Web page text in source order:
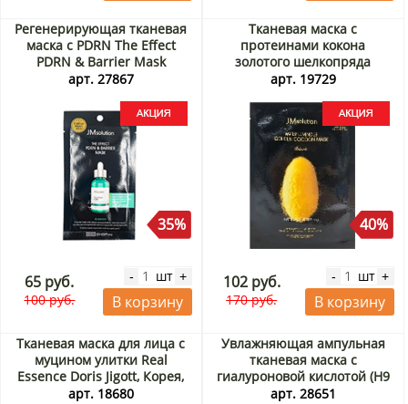
Регенерирующая тканевая
маска с PDRN The Effect
PDRN & Barrier Mask
JMsolution, Корея, 24 мл
арт. 27867
35%
65 руб.
100 руб.
- шт +
В корзину
Тканевая маска с
протеинами кокона
золотого шелкопряда
JMsolution, Корея, 45 г Акция
арт. 19729
40%
102 руб.
170 руб.
- шт +
В корзину
Тканевая маска для лица с
муцином улитки Real
Essence Doris Jigott, Корея,
23 мл Акция
арт. 18680
Увлажняющая ампульная
тканевая маска с
гиалуроновой кислотой (H9
Hyaluronic Ampoule
арт. 28651